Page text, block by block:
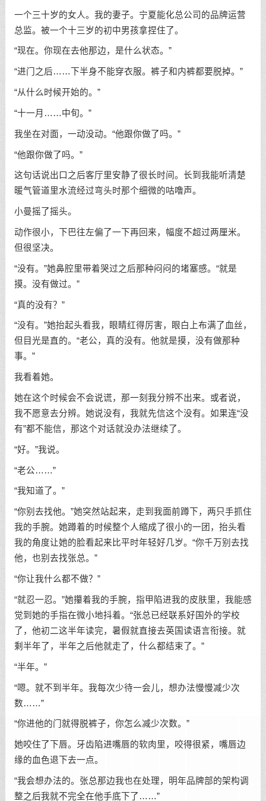
一个三十岁的女人。我的妻子。宁夏能化总公司的品牌运营
总监。被一个十三岁的初中男孩拿捏住了。
“现在。你现在去他那边，是什么状态。”
“进门之后……下半身不能穿衣服。裤子和内裤都要脱掉。”
“从什么时候开始的。”
“十一月……中旬。”
我坐在对面，一动没动。“他跟你做了吗。”
“他跟你做了吗。”
这句话说出口之后客厅里安静了很长时间。长到我能听清楚
暖气管道里水流经过弯头时那个细微的咕噜声。
小曼摇了摇头。
动作很小，下巴往左偏了一下再回来，幅度不超过两厘米。
但很坚决。
“没有。”她鼻腔里带着哭过之后那种闷闷的堵塞感。“就是
摸。没有做过。”
“真的没有？”
“没有。”她抬起头看我，眼睛红得厉害，眼白上布满了血丝，
但目光是直的。“老公，真的没有。他就是摸，没有做那种
事。”
我看着她。
她在这个时候会不会说谎，那一刻我分辨不出来。或者说，
我不愿意去分辨。她说没有，我就先信这个没有。如果连“没
有”都不能信，那这个对话就没办法继续了。
“好。”我说。
“老公……”
“我知道了。”
“你别去找他。”她突然站起来，走到我面前蹲下，两只手抓住
我的手腕。她蹲着的时候整个人缩成了很小的一团，抬头看
我的角度让她的脸看起来比平时年轻好几岁。“你千万别去找
他，也别去找张总。”
“你让我什么都不做？”
“就忍一忍。”她攥着我的手腕，指甲陷进我的皮肤里，我能感
觉到她的手指在微小地抖着。“张总已经联系好国外的学校
了，他初二这半年读完，暑假就直接去英国读语言衔接。就
剩半年了，半年之后他就走了，什么都结束了。”
“半年。”
“嗯。就不到半年。我每次少待一会儿，想办法慢慢减少次
数……”
“你进他的门就得脱裤子，你怎么减少次数。”
她咬住了下唇。牙齿陷进嘴唇的软肉里，咬得很紧，嘴唇边
缘的血色退下去一点。
“我会想办法的。张总那边我也在处理，明年品牌部的架构调
整之后我就不完全在他手底下了……”